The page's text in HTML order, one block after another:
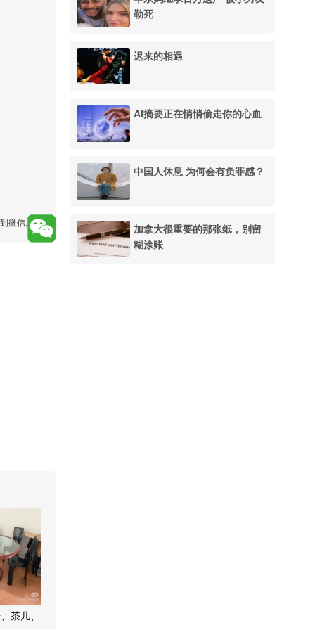
勒死
迟来的相遇
AI摘要正在悄悄偷走你的心血
中国人休息 为何会有负罪感？
加拿大很重要的那张纸，别留
糊涂账
微信:
茶几、